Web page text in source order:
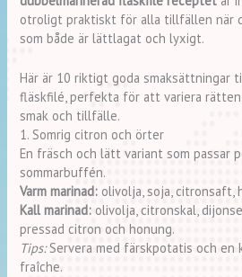
otroligt praktiskt för alla tillfällen när
som både är lättlagat och lyxigt.
Här är 10 riktigt goda smaksättningar
fläskfilé, perfekta för att variera rätten
smak och tillfälle.
1. Somrig citron och örter
En fräsch och lätt variant som passar
sommarbuffén.
Varm marinad: olivolja, soja, citronsaft,
Kall marinad: olivolja, citronskal,
pressad citron och honung.
Tips:Servera med färskpotatis och en
fraîche.